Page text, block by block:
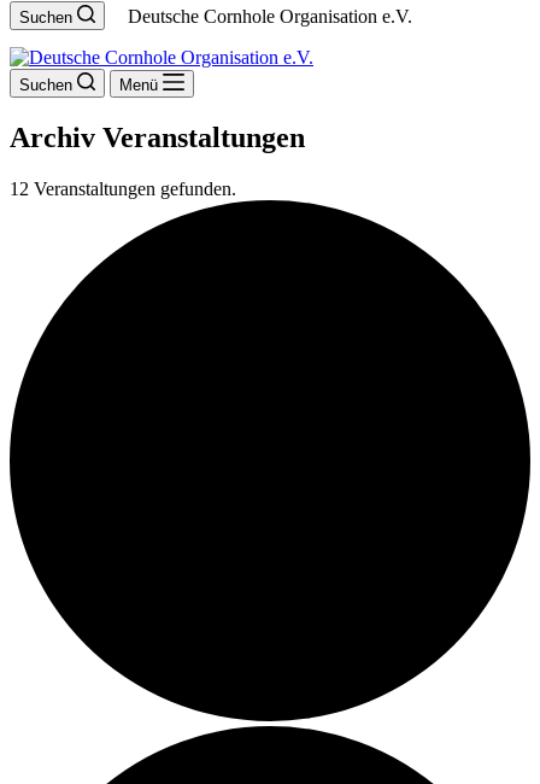
Suchen Deutsche Cornhole Organisation e.V.
Suchen Menü
Archiv Veranstaltungen
12 Veranstaltungen gefunden.